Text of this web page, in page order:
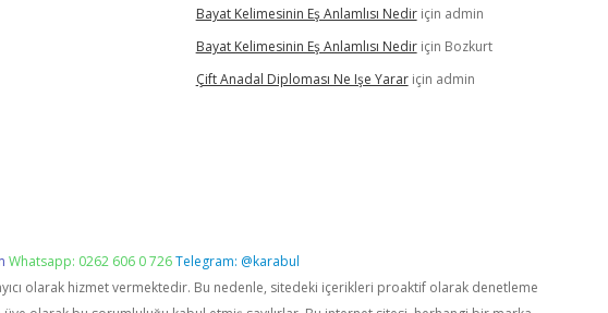
Bayat Kelimesinin Eş Anlamlısı Nediriçin admin
Bayat Kelimesinin Eş Anlamlısı Nediriçin Bozkurt
Çift Anadal Diploması Ne Işe Yarariçin admin
Whatsapp: 0262 606 0 726Telegram: @karabul
olarak hizmet vermektedir. Bu nedenle, sitedeki içerikleri proaktif olarak denetleme